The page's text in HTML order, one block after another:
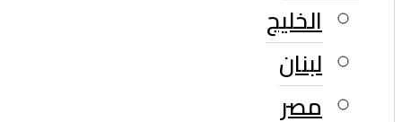
الخليج
لبنان
مصر